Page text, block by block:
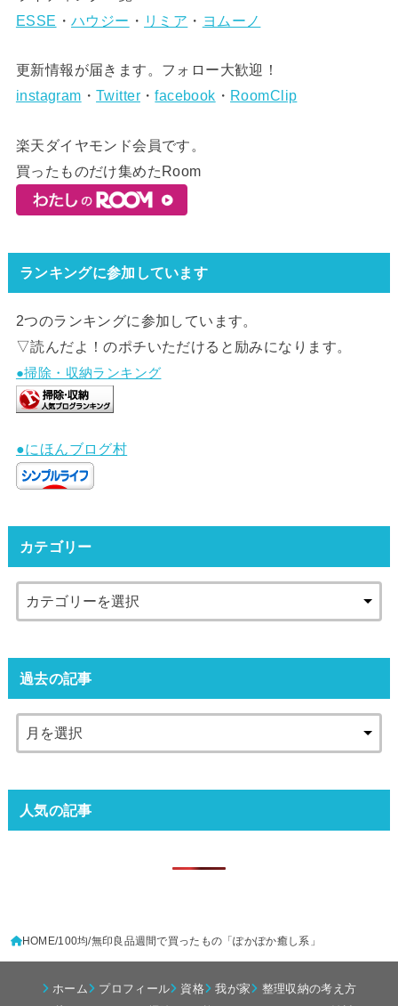
ESSE ・ ハウジー ・ リミア ・ ヨムーノ
更新情報が届きます。フォロー大歓迎！
instagram ・Twitter・facebook ・ RoomClip
楽天ダイヤモンド会員です。
買ったものだけ集めたRoom
ランキングに参加しています
2つのランキングに参加しています。
▽読んだよ！のポチいただけると励みになります。
●掃除・収納ランキング
●にほんブログ村
カテゴリー
過去の記事
人気の記事
HOME 100均 無印良品週間で買ったもの「ぽかぽか癒し系」
ホーム プロフィール 資格 我が家
整理収納の考え方